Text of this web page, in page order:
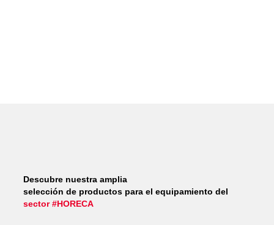
Descubre nuestra amplia
selección de productos para el equipamiento del
sector #HORECA